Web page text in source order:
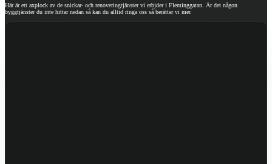
Här är ett axplock av de snickar- och renoveringtjänster vi erbjder i Fleminggatan. Är det någon
byggtjänster du inte hittar nedan så kan du alltid ringa oss så berättar vi mer.